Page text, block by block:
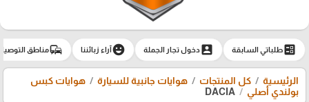
ballotطلباتي السابقة account_boxدخول تجار الجملة emoji_emotionsآراء زبائننا commuteمناطق
الرئيسية كل المنتجات هوايات جانبية للسيارة
هوايات كبس
بولندي أصلي
DACIA